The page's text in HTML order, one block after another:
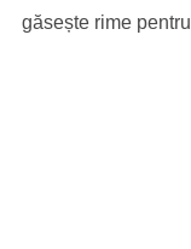
găsește rime pentru